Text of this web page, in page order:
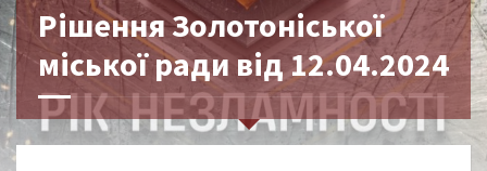
Рішення Золотоніської
міської ради від 12.04.2024